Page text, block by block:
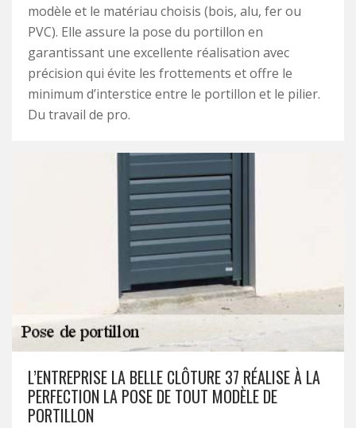
modèle et le matériau choisis (bois, alu, fer ou
PVC). Elle assure la pose du portillon en
garantissant une excellente réalisation avec
précision qui évite les frottements et offre le
minimum d’interstice entre le portillon et le pilier.
Du travail de pro.
L’ENTREPRISE LA BELLE CLÔTURE 37 RÉALISE À LA
PERFECTION LA POSE DE TOUT MODÈLE DE
PORTILLON